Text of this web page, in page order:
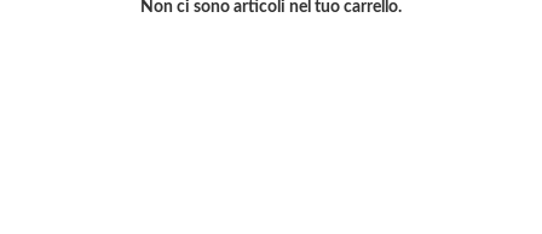
Non ci sono articoli nel tuo carrello.